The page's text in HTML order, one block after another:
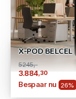
X-POD BELCEL
5245,-
3.884,30
Bespaar nu 26%